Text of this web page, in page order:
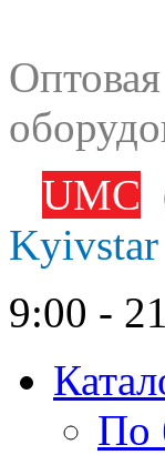
UMC
Kyivstar
9:00 -
По